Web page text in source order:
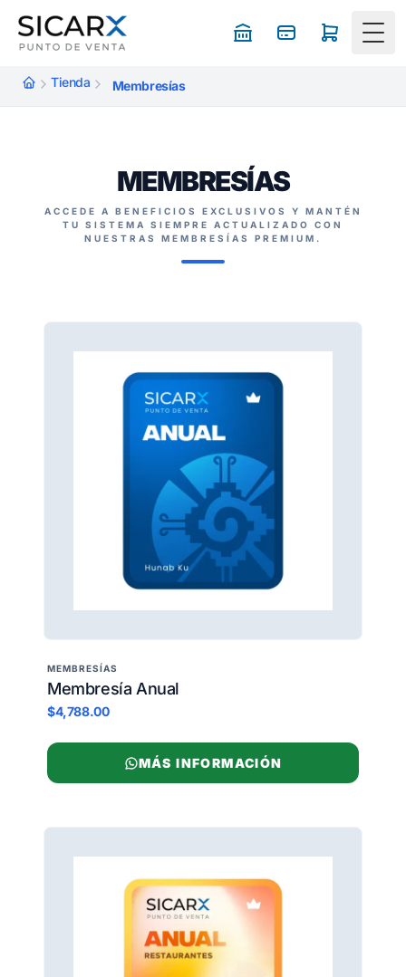
Tienda Membresías
MEMBRESÍAS
ACCEDE A BENEFICIOS EXCLUSIVOS Y MANTÉN
TU SISTEMA SIEMPRE ACTUALIZADO CON
NUESTRAS MEMBRESÍAS PREMIUM.
MEMBRESÍAS
Membresía Anual
$4,788.00
MÁS INFORMACIÓN